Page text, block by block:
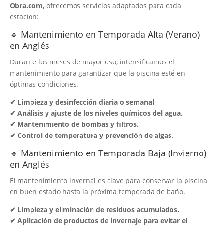
Obra.com, ofrecemos servicios adaptados para cada
estación:
🔹 Mantenimiento en Temporada Alta (Verano)
en Anglés
Durante los meses de mayor uso, intensificamos el
mantenimiento para garantizar que la piscina esté en
óptimas condiciones.
✔ Limpieza y desinfección diaria o semanal.
✔ Análisis y ajuste de los niveles químicos del agua.
✔ Mantenimiento de bombas y filtros.
✔ Control de temperatura y prevención de algas.
🔹 Mantenimiento en Temporada Baja (Invierno)
en Anglés
El mantenimiento invernal es clave para conservar la piscina
en buen estado hasta la próxima temporada de baño.
✔ Limpieza y eliminación de residuos acumulados.
✔ Aplicación de productos de invernaje para evitar el